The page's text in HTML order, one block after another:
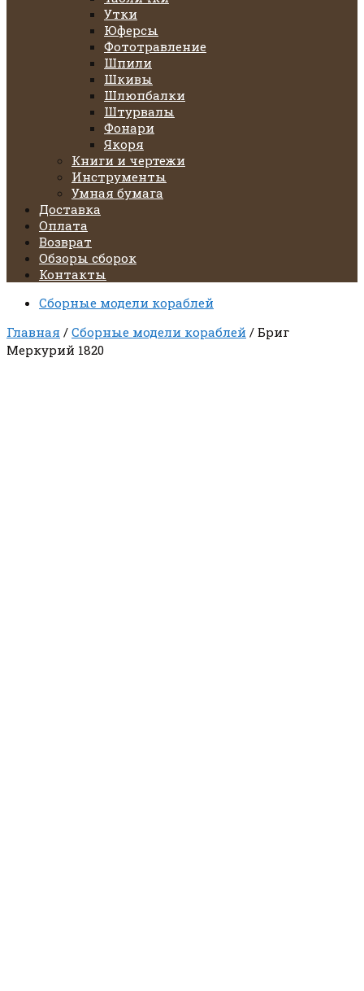
Утки
Юферсы
Фототравление
Шпили
Шкивы
Шлюпбалки
Штурвалы
Фонари
Якоря
Книги и чертежи
Инструменты
Умная бумага
Доставка
Оплата
Возврат
Обзоры сборок
Контакты
Сборные модели кораблей
Главная / Сборные модели кораблей / Бриг
Меркурий 1820